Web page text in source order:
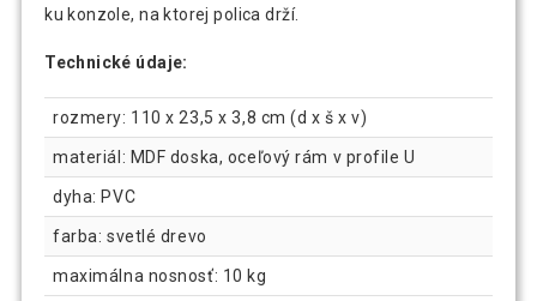
ku konzole, na ktorej polica drží.
Technické údaje:
rozmery: 110 x 23,5 x 3,8 cm (d x š x v)
materiál: MDF doska, oceľový rám v profile U
dyha: PVC
farba: svetlé drevo
maximálna nosnosť: 10 kg